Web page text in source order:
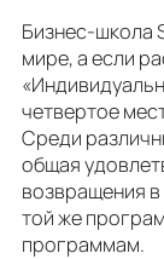
Бизнес-школа
мире, а если
четвертое
Среди
общая
возвращения
той же
программам.